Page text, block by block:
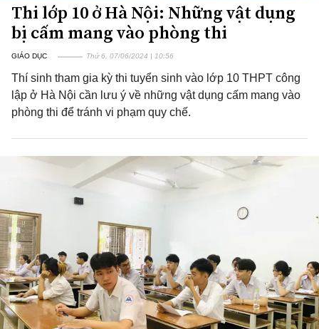
Thi lớp 10 ở Hà Nội: Những vật dụng
bị cấm mang vào phòng thi
GIÁO DỤC Thứ 6, 07/06/2024 | 10:56
Thí sinh tham gia kỳ thi tuyển sinh vào lớp 10 THPT công
lập ở Hà Nội cần lưu ý về những vật dụng cấm mang vào
phòng thi để tránh vi phạm quy chế.